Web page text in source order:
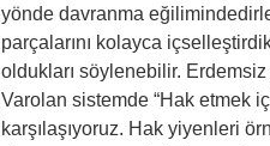
yönde davranma
parçalarını kolayca
oldukları söylenebilir.
Varolan sistemde “Hak etmek
karşılaşıyoruz. Hak yiyenleri